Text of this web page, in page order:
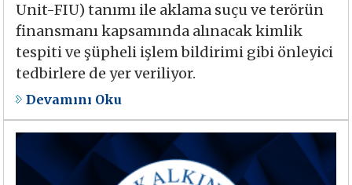
Unit-FIU) tanımı ile aklama suçu ve terörün
finansmanı kapsamında alınacak kimlik
tespiti ve şüpheli işlem bildirimi gibi önleyici
tedbirlere de yer veriliyor.
Devamını Oku